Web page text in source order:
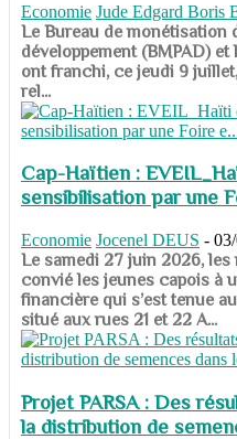
Economie Jude Edgard Boris
​​​​​​​Le Bureau de monétisation
développement (BMPAD) et
ont franchi, ce jeudi 9
rel...
Cap-Haïtien :
sensibilisation par une
Economie Jocenel DEUS -
Le samedi 27 juin 2026,
convié les jeunes capois à
financière qui s’est tenue
situé aux rues 21 et 22 A...
Projet PARSA : Des
la distribution de